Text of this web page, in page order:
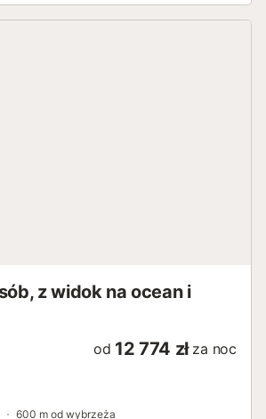
z widok na ocean i
od 12 774 zł za noc
600 m od wybrzeża